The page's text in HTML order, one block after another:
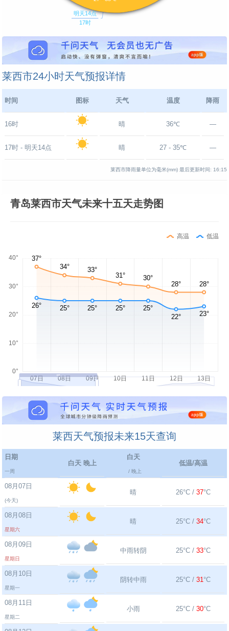
莱西市24小时天气预报详情
时间 图标 天气 温度 降雨
16时 晴 36℃ —
17时 - 明天14点 晴 27 - 35℃ —
莱西市降雨量单位为毫米(mm) 最后更新时间: 16:15
青岛莱西市天气未来十五天走势图
高温 低温
莱西天气预报未来15天查询
日期
一周
白天 晚上
白天
/ 晚上
低温/高温
08月07日
(今天)
晴 26°C / 37°C
08月08日
星期六
晴 25°C / 34°C
08月09日
星期日
中雨转阴 25°C / 33°C
08月10日
星期一
阴转中雨 25°C / 31°C
08月11日
星期二
小雨 25°C / 30°C